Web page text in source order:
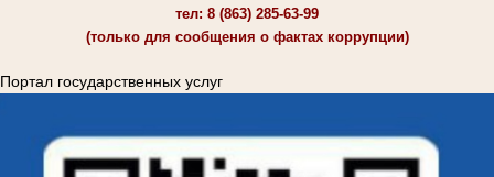
тел: 8 (863) 285-63-99
(только для сообщения о фактах коррупции)
Портал государственных услуг